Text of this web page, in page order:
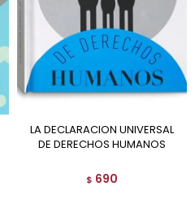
LA DECLARACION UNIVERSAL
DE DERECHOS HUMANOS
$ 690